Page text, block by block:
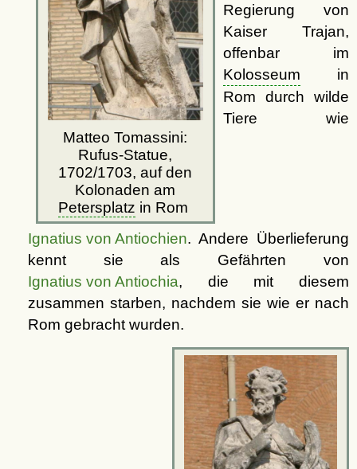
Matteo Tomassini:
Rufus-Statue,
1702/1703, auf den
Kolonaden am
Petersplatz in Rom
Regierung von
Kaiser Trajan,
offenbar im
Kolosseum in
Rom durch wilde
Tiere wie
Ignatius von Antiochien. Andere Überlieferung
kennt sie als Gefährten von
Ignatius von Antiochia, die mit diesem
zusammen starben, nachdem sie wie er nach
Rom gebracht wurden.